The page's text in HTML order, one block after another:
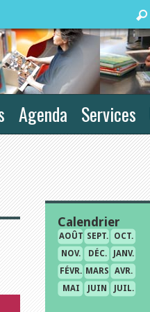
Agenda Services
Calendrier
AOÛT SEPT.
OCT.
NOV.
DÉC.
JANV.
FÉVR. MARS
AVR.
MAI
JUIN JUIL.